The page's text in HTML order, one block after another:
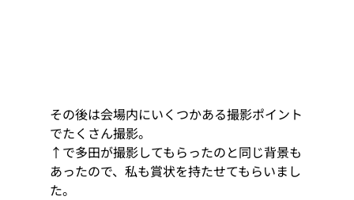
その後は会場内にいくつかある撮影ポイント
でたくさん撮影。
↑で多田が撮影してもらったのと同じ背景も
あったので、私も賞状を持たせてもらいまし
た。